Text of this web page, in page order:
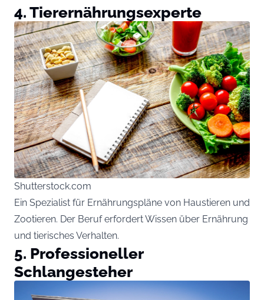
4. Tierernährungsexperte
Shutterstock.com
Ein Spezialist für Ernährungspläne von Haustieren und
Zootieren. Der Beruf erfordert Wissen über Ernährung
und tierisches Verhalten.
5. Professioneller
Schlangesteher